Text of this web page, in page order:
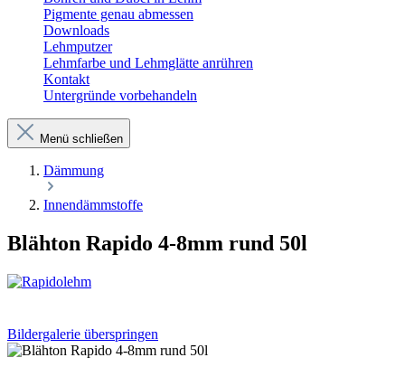
Pigmente genau abmessen
Downloads
Lehmputzer
Lehmfarbe und Lehmglätte anrühren
Kontakt
Untergründe vorbehandeln
Menü schließen
Dämmung
Innendämmstoffe
Blähton Rapido 4-8mm rund 50l
Bildergalerie überspringen